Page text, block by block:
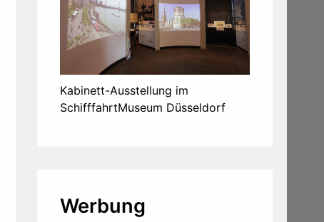
Kabinett-Ausstellung im
SchifffahrtMuseum Düsseldorf
Werbung